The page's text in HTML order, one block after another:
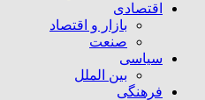
اقتصادی
بازار و اقتصاد
صنعت
سیاسی
بین الملل
فرهنگی